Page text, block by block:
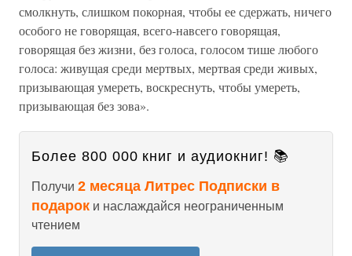
смолкнуть, слишком покорная, чтобы ее сдержать, ничего
особого не говорящая, всего-навсего говорящая,
говорящая без жизни, без голоса, голосом тише любого
голоса: живущая среди мертвых, мертвая среди живых,
призывающая умереть, воскреснуть, чтобы умереть,
призывающая без зова».
Более 800 000 книг и аудиокниг! 📚
Получи 2 месяца Литрес Подписки в
подарок и наслаждайся неограниченным
чтением